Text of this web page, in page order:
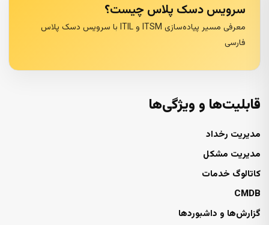
سرویس دسک پلاس چیست؟
معرفی مسیر پیاده‌سازی ITSM و ITIL با سرویس دسک پلاس
فارسی
قابلیت‌ها و ویژگی‌ها
مدیریت رخداد
مدیریت مشکل
کاتالوگ خدمات
CMDB
گزارش‌ها و داشبوردها